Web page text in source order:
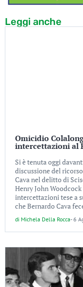
Leggi anche
Omicidio
intercettazioni al
Si è tenuta oggi
discussione del
Cava nel delitto di
Henry John
intercettazioni tese a
che Bernardo Cava
di Michela Della Rocca-6